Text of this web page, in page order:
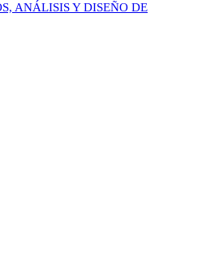
ANÁLISIS Y DISEÑO DE